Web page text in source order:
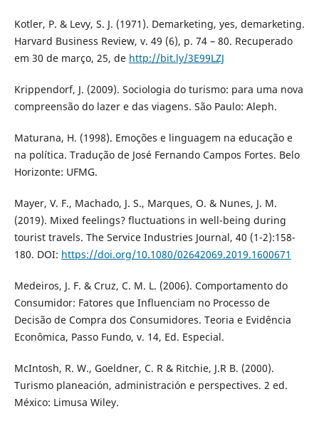
Kotler, P. & Levy, S. J. (1971). Demarketing, yes, demarketing.
Harvard Business Review, v. 49 (6), p. 74 – 80. Recuperado
em 30 de março, 25, de http://bit.ly/3E99LZJ
Krippendorf, J. (2009). Sociologia do turismo: para uma nova
compreensão do lazer e das viagens. São Paulo: Aleph.
Maturana, H. (1998). Emoções e linguagem na educação e
na política. Tradução de José Fernando Campos Fortes. Belo
Horizonte: UFMG.
Mayer, V. F., Machado, J. S., Marques, O. & Nunes, J. M.
(2019). Mixed feelings? fluctuations in well-being during
tourist travels. The Service Industries Journal, 40 (1-2):158-
180. DOI: https://doi.org/10.1080/02642069.2019.1600671
Medeiros, J. F. & Cruz, C. M. L. (2006). Comportamento do
Consumidor: Fatores que Influenciam no Processo de
Decisão de Compra dos Consumidores. Teoria e Evidência
Econômica, Passo Fundo, v. 14, Ed. Especial.
McIntosh, R. W., Goeldner, C. R & Ritchie, J.R B. (2000).
Turismo planeación, administración e perspectives. 2 ed.
México: Limusa Wiley.